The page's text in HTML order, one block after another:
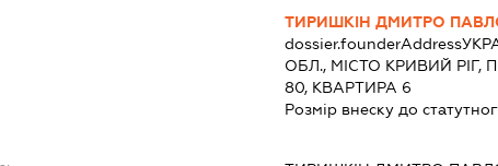
ТИРИШКІН ДМИТРО
dossier.founderAddress
ОБЛ., МІСТО КРИВИЙ
80, КВАРТИРА 6
Розмір внеску до